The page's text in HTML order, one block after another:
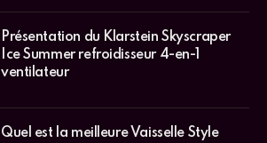
Présentation du Klarstein Skyscraper
Ice Summer refroidisseur 4-en-1
ventilateur
Quel est la meilleure Vaisselle Style